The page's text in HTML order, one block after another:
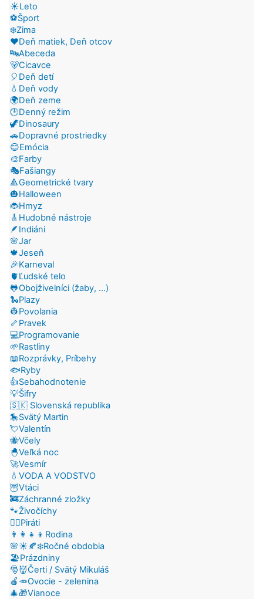
☀️Leto
⚽Šport
❄️Zima
❤️Deň matiek, Deň otcov
🔤Abeceda
🐻Cicavce
🎈Deň detí
💧Deň vody
🌍Deň zeme
🕒Denný režim
🦖Dinosaury
🚗Dopravné prostriedky
😊Emócia
🎨Farby
🎭Fašiangy
🔺Geometrické tvary
🎃Halloween
🐞Hmyz
🎸Hudobné nástroje
🪶Indiáni
🌸Jar
🍁Jeseň
🎉Karneval
🫀Ľudské telo
🐸Obojživelníci (žaby, ...)
🐍Plazy
👷Povolania
🦴Pravek
💻Programovanie
🌱Rastliny
📖Rozprávky, Príbehy
🐟Ryby
👍Sebahodnotenie
💡Šifry
🇸🇰 Slovenská republika
🎠Svätý Martin
💘Valentín
🐝Včely
🐣Veľká noc
🚀Vesmír
💧VODA A VODSTVO
🦉Vtáci
🚒Záchranné zložky
🐾Živočíchy
🏴‍☠️Piráti
👨‍👩‍👧‍👦Rodina
🌸☀️🍂❄️Ročné obdobia
🏖️Prázdniny
🎅👹Čerti / Svätý Mikuláš
🍎🥕Ovocie - zelenina
🎄🎁Vianoce